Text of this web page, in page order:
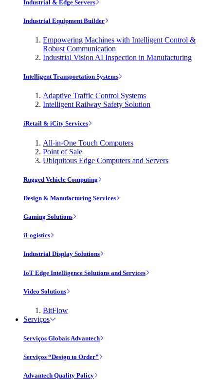
Industrial & Edge Servers
Industrial Equipment Builder
Empowering Machines with Intelligent Control &
Robust Communication
Industrial Vision AI Inspection in Manufacturing
Intelligent Transportation Systems
Adaptive Traffic Control Systems
Intelligent Railway Safety Solution
iRetail & iCity Services
All-in-One Touch Computers
Point of Sale
Ubiquitous Edge Computers and Servers
Rugged Vehicle Computing
Design & Manufacturing Services
Gaming Solutions
iLogistics
Industrial Display Solutions
IoT Edge Intelligence Solutions and Services
Video Solutions
BitFlow
Serviços
Serviços Globais Advantech
Serviços “Design to Order”
Advantech Quality Policy